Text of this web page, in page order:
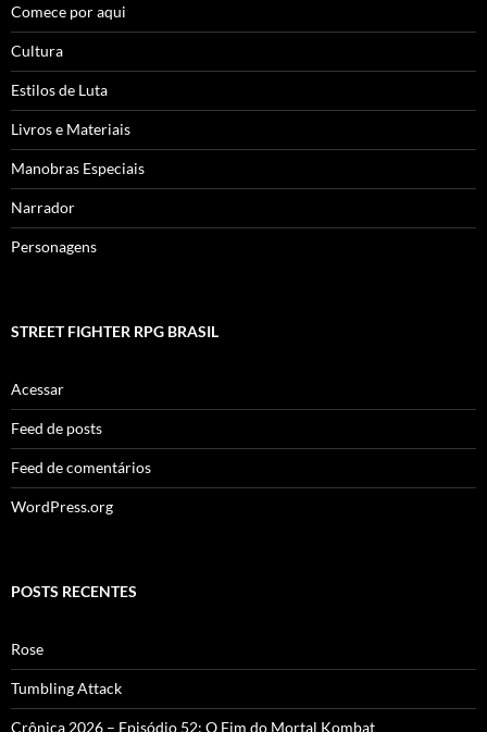
Comece por aqui
Cultura
Estilos de Luta
Livros e Materiais
Manobras Especiais
Narrador
Personagens
STREET FIGHTER RPG BRASIL
Acessar
Feed de posts
Feed de comentários
WordPress.org
POSTS RECENTES
Rose
Tumbling Attack
Crônica 2026 – Episódio 52: O Fim do Mortal Kombat